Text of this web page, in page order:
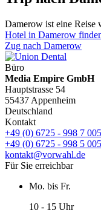
Damerow ist eine Reise
Hotel in Damerow
Zug nach Damerow
Büro
Media Empire GmbH
Hauptstrasse 54
55437 Appenheim
Deutschland
Kontakt
+49 (0) 6725 - 998 7 005
+49 (0) 6725 - 998 5 005
kontakt@vorwahl.de
Für Sie erreichbar
Mo. bis Fr.
10 - 15 Uhr